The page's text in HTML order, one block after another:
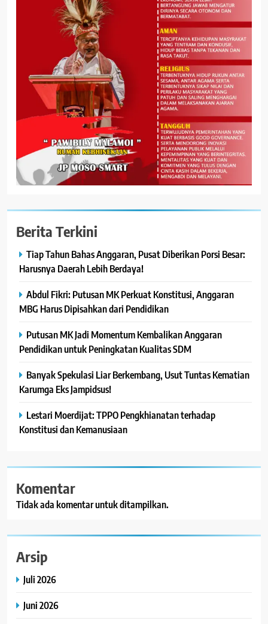
Berita Terkini
Tiap Tahun Bahas Anggaran, Pusat Diberikan Porsi Besar:
Harusnya Daerah Lebih Berdaya!
Abdul Fikri: Putusan MK Perkuat Konstitusi, Anggaran
MBG Harus Dipisahkan dari Pendidikan
Putusan MK Jadi Momentum Kembalikan Anggaran
Pendidikan untuk Peningkatan Kualitas SDM
Banyak Spekulasi Liar Berkembang, Usut Tuntas Kematian
Karumga Eks Jampidsus!
Lestari Moerdijat: TPPO Pengkhianatan terhadap
Konstitusi dan Kemanusiaan
Komentar
Tidak ada komentar untuk ditampilkan.
Arsip
Juli 2026
Juni 2026